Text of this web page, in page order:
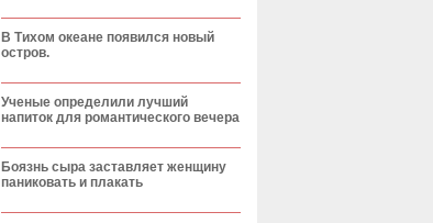
В Тихом океане появился новый
остров.
Ученые определили лучший
напиток для романтического вечера
Боязнь сыра заставляет женщину
паниковать и плакать